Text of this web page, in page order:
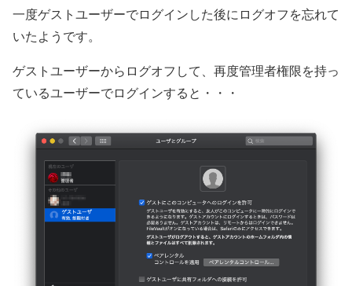
一度ゲストユーザーでログインした後にログオフを忘れて
いたようです。
ゲストユーザーからログオフして、再度管理者権限を持っ
ているユーザーでログインすると・・・